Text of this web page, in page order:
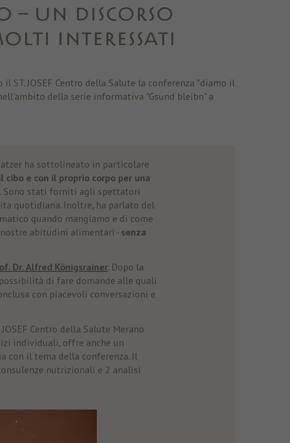
– UN DISCORSO
INTERESSATI
JOSEF Centro della Salute la conferenza "diamo il
della serie informativa "Gsund bleibn" a
ha sottolineato in particolare
cibo e con il proprio corpo per una
. Sono stati forniti agli spettatori
quotidiana. Inoltre, ha parlato del
quando mangiamo e di come
abitudini alimentari -senza
Dr. Alfred Königsrainer. Dopo la
di fare domande alle quali
con piacevoli conversazioni e
Centro della Salute Merano
individuali, offre anche un
con il tema della conferenza. Il
nutrizionali e 2 analisi
per inviare offerte
piattaforme terze.
il sito web.
il
web, sui siti che
social plugin.